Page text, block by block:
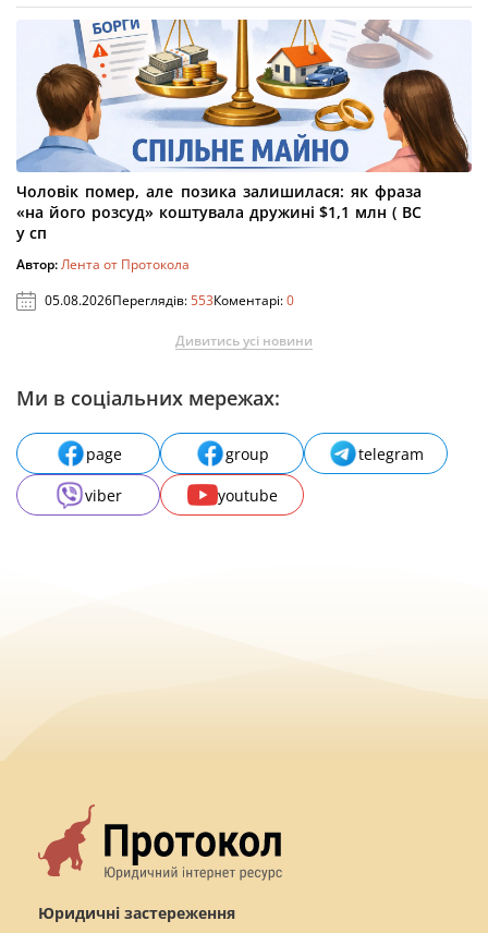
Чоловік помер, але позика залишилася: як фраза
«на його розсуд» коштувала дружині $1,1 млн ( ВС
у сп
Автор:Лента от Протокола
05.08.2026Переглядів:553Коментарі:0
Дивитись усі новини
Ми в соціальних мережах:
page group
telegram
viber
youtube
Юридичні застереження